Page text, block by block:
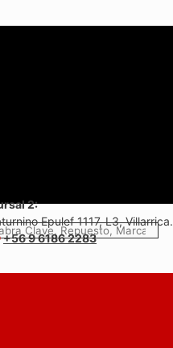
2:
Epulef 1117, L3, Villarrica.
+56 9 6186 2283